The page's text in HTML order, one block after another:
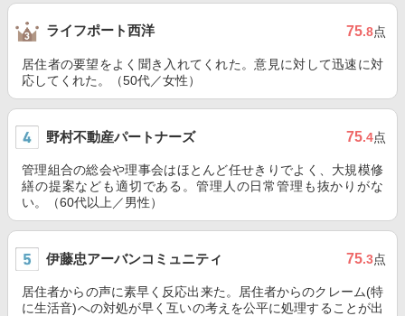
ライフポート西洋 75.8点
居住者の要望をよく聞き入れてくれた。意見に対して迅速に対
応してくれた。（50代／女性）
野村不動産パートナーズ 75.4点
管理組合の総会や理事会はほとんど任せきりでよく、大規模修
繕の提案なども適切である。管理人の日常管理も抜かりがな
い。（60代以上／男性）
伊藤忠アーバンコミュニティ 75.3点
居住者からの声に素早く反応出来た。居住者からのクレーム(特
に生活音)への対処が早く互いの考えを公平に処理することが出